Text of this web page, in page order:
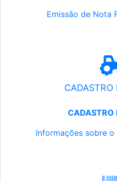
Emissão de Nota
CADASTRO
CADASTRO
Informações sobre